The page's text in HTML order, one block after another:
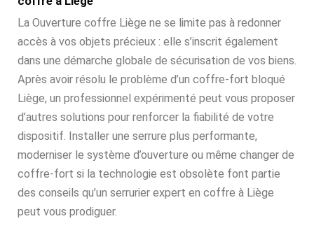
La Ouverture coffre Liège ne se limite pas à redonner
accès à vos objets précieux : elle s’inscrit également
dans une démarche globale de sécurisation de vos biens.
Après avoir résolu le problème d’un coffre-fort bloqué
Liège, un professionnel expérimenté peut vous proposer
d’autres solutions pour renforcer la fiabilité de votre
dispositif. Installer une serrure plus performante,
moderniser le système d’ouverture ou même changer de
coffre-fort si la technologie est obsolète font partie
des conseils qu’un serrurier expert en coffre à Liège
peut vous prodiguer.